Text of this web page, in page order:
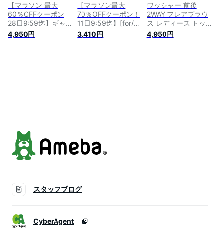
【マラソン 最大
60％OFFクーポン
28日9:59迄】ギャザ
ー サイドスリットボ
リューム袖 シャツ
4,950円
【マラソン最大
70％OFFクーポン！
11日9:59迄】[for/c
and]ユニセックス 撥
水 ボックス Tシャツ
3,410円
ワッシャー 前後
2WAY フレアブラウ
ス レディース トッ
プス クルーネック V
ネック フレンチスリ
4,950円
スタッフブログ
CyberAgent